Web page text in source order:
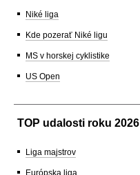
Niké liga
Kde pozerať Niké ligu
MS v horskej cyklistike
US Open
TOP udalosti roku 2026
Liga majstrov
Európska liga